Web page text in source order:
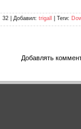
32 | Добавил: trigall Теги:
Добавлять